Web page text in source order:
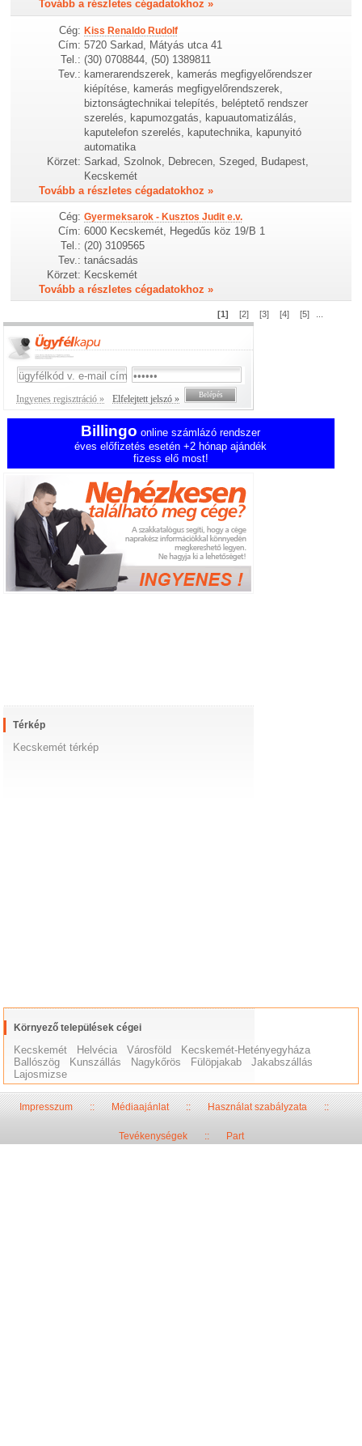
Tovább a részletes cégadatokhoz »
Cég: Kiss Renaldo Rudolf
Cím: 5720 Sarkad, Mátyás utca 41
Tel.: (30) 0708844, (50) 1389811
Tev.: kamerarendszerek, kamerás megfigyelőrendszer
kiépítése, kamerás megfigyelőrendszerek,
biztonságtechnikai telepítés, beléptető rendszer
szerelés, kapumozgatás, kapuautomatizálás,
kaputelefon szerelés, kaputechnika, kapunyitó
automatika
Körzet: Sarkad, Szolnok, Debrecen, Szeged, Budapest,
Kecskemét
Tovább a részletes cégadatokhoz »
Cég: Gyermeksarok - Kusztos Judit e.v.
Cím: 6000 Kecskemét, Hegedűs köz 19/B 1
Tel.: (20) 3109565
Tev.: tanácsadás
Körzet: Kecskemét
Tovább a részletes cégadatokhoz »
[1] [2] [3] [4] [5]
Ingyenes regisztráció » Elfelejtett jelszó »
Billingo online számlázó rendszer
éves előfizetés esetén +2 hónap ajándék
fizess elő most!
Térkép
Kecskemét térkép
Környező települések cégei
Kecskemét Helvécia Városföld
Kecskemét-Hetényegyháza
Ballószög
Kunszállás Nagykőrös Fülöpjakab
Jakabszállás
Lajosmizse
Impresszum::Médiaajánlat::Használat szabályzata::
Tevékenységek:: Part